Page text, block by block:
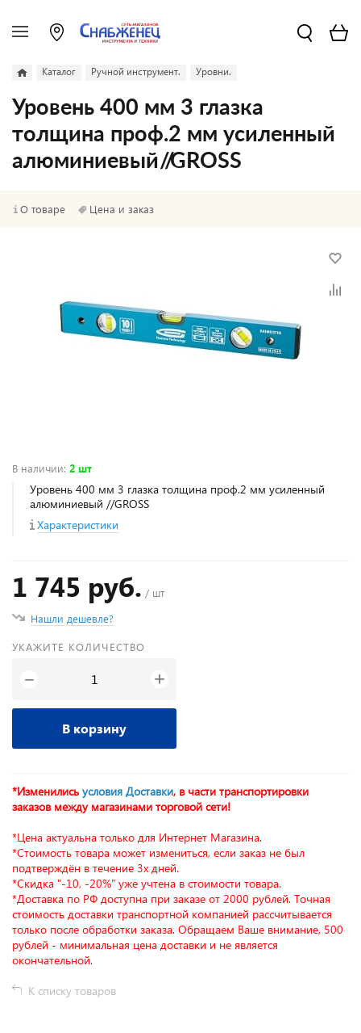
Каталог Ручной инструмент. Уровни.
Уровень 400 мм 3 глазка
толщина проф.2 мм усиленный
алюминиевый //GROSS
О товаре Цена и заказ
В наличии: 2 шт
Уровень 400 мм 3 глазка толщина проф.2 мм усиленный
алюминиевый //GROSS
Характеристики
1 745 руб. / шт
Нашли дешевле?
УКАЖИТЕ КОЛИЧЕСТВО
− +
В корзину
*Изменились условия Доставки, в части транспортировки
заказов между магазинами торговой сети!
*Цена актуальна только для Интернет Магазина.
*Стоимость товара может измениться, если заказ не был
подтверждён в течение 3х дней.
*Скидка "-10, -20%" уже учтена в стоимости товара.
*Доставка по РФ доступна при заказе от 2000 рублей. Точная
стоимость доставки транспортной компанией рассчитывается
только после обработки заказа. Обращаем Ваше внимание, 500
рублей - минимальная цена доставки и не является
окончательной.
К списку товаров